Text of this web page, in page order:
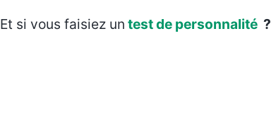
Et si vous faisiez un test de personnalité ?